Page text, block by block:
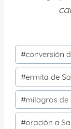
Etiquetas
de
la
entrada:
#conversión
#ermita de
#milagros de
#oración a